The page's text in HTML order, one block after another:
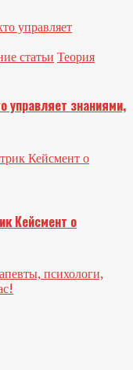
статьи Теория
управляет знаниями,
Кейсмент о